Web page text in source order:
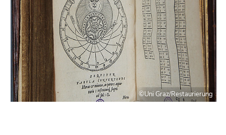
©Uni Graz/Restaurierung